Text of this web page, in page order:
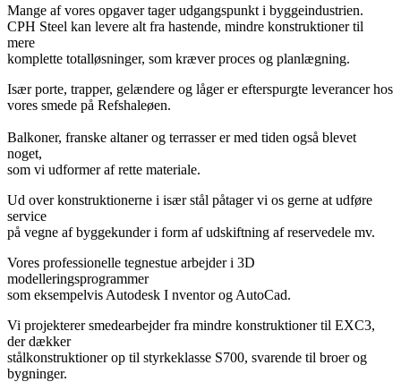
Mange af vores opgaver tager udgangspunkt i byggeindustrien.
CPH Steel kan levere alt fra hastende, mindre konstruktioner til
mere
komplette totalløsninger, som kræver proces og planlægning.
Især porte, trapper, gelændere og låger er efterspurgte leverancer hos
vores smede på Refshaleøen.
Balkoner, franske altaner og terrasser er med tiden også blevet
noget,
som vi udformer af rette materiale.
Ud over konstruktionerne i især stål påtager vi os gerne at udføre
service
på vegne af byggekunder i form af udskiftning af reservedele mv.
Vores professionelle tegnestue arbejder i 3D
modelleringsprogrammer
som eksempelvis Autodesk I nventor og AutoCad.
Vi projekterer smedearbejder fra mindre konstruktioner til EXC3,
der dækker
stålkonstruktioner op til styrkeklasse S700, svarende til broer og
bygninger.